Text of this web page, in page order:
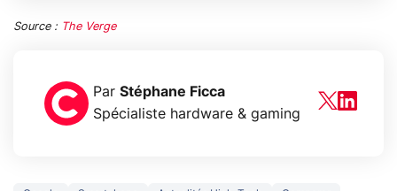
Source : The Verge
Par Stéphane Ficca
Spécialiste hardware & gaming